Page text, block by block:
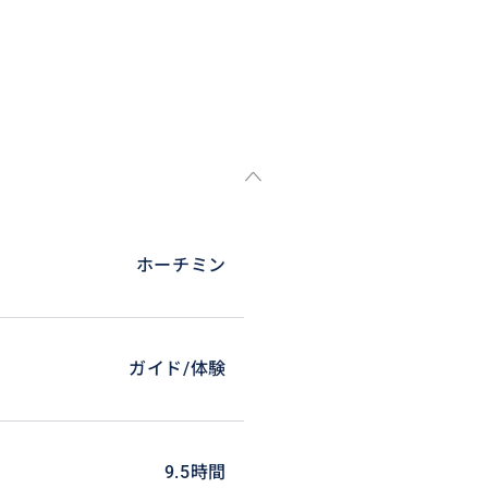
ホーチミン
ガイド/体験
9.5時間